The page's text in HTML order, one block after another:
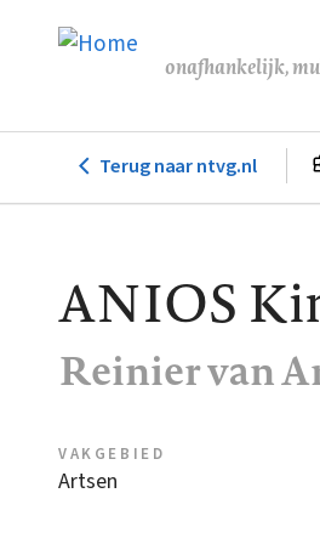
de
onafhankelijk,
Hoofdnavigatie
Terug naar ntvg.nl
ANIOS
Reinier van
VAKGEBIED
Artsen